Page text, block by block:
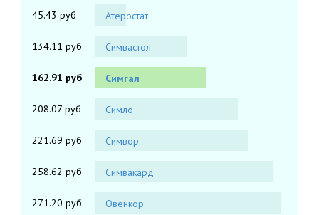
45.43 руб Атеростат
134.11 руб Симвастол
162.91 руб Симгал
208.07 руб Симло
221.69 руб Симвор
258.62 руб Симвакард
271.20 руб Овенкор